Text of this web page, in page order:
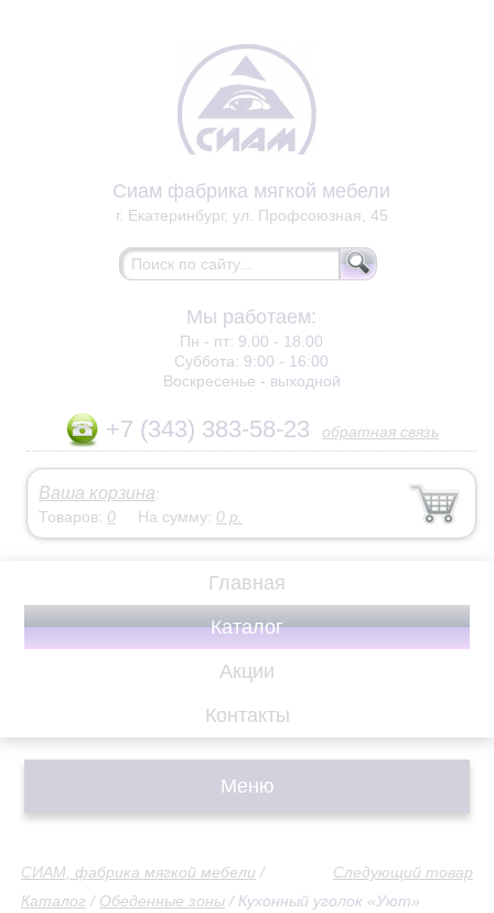
Сиам фабрика мягкой мебели
г. Екатеринбург, ул. Профсоюзная, 45
Мы работаем:
Пн - пт: 9.00 - 18.00
Суббота: 9:00 - 16:00
Воскресенье - выходной
+7 (343) 383-58-23 обратная связь
Ваша корзина:
Товаров: 0 На сумму: 0 р.
Главная
Каталог
Акции
Контакты
Меню
Следующий товар
СИАМ, фабрика мягкой мебели /
Каталог / Обеденные зоны / Кухонный уголок «Уют»